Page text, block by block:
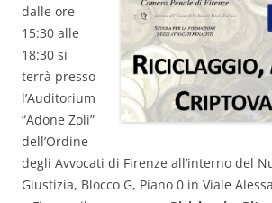
dalle ore
15:30 alle
18:30 si
terrà presso
l’Auditorium
“Adone Zoli”
dell’Ordine
degli Avvocati di Firenze all’interno del
Giustizia, Blocco G, Piano 0 in Viale